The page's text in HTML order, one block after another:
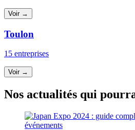
Voir →
Toulon
15 entreprises
Voir →
Nos actualités qui